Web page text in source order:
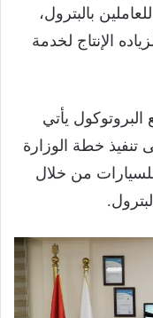
بالبترول،
الإنتاج لخدمة
يأتي
خطة الوزارة
من خلال